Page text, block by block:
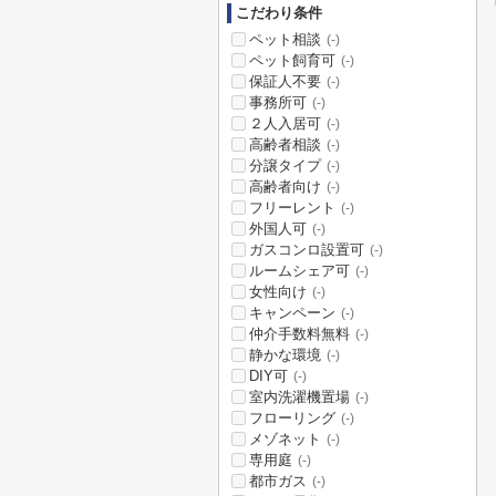
こだわり条件
ペット相談 (-)
ペット飼育可 (-)
保証人不要 (-)
事務所可 (-)
２人入居可 (-)
高齢者相談 (-)
分譲タイプ (-)
高齢者向け (-)
フリーレント (-)
外国人可 (-)
ガスコンロ設置可 (-)
ルームシェア可 (-)
女性向け (-)
キャンペーン (-)
仲介手数料無料 (-)
静かな環境 (-)
DIY可 (-)
室内洗濯機置場 (-)
フローリング (-)
メゾネット (-)
専用庭 (-)
都市ガス (-)